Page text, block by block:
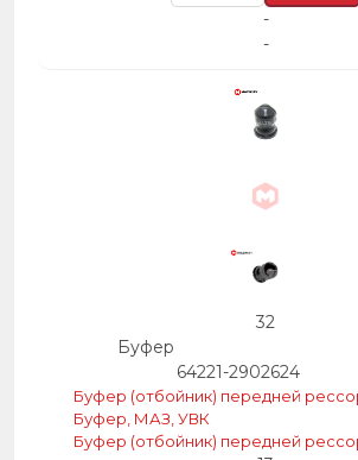
-
-
32
Буфер
64221-2902624
Буфер (отбойник) передней
Буфер, МАЗ, УВК
Буфер (отбойник) передней